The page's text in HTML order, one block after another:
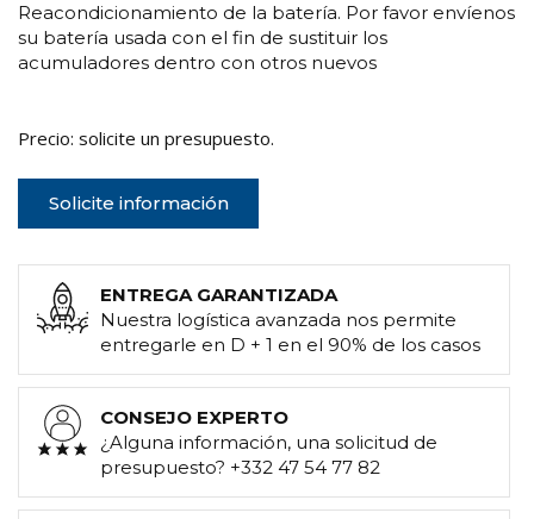
Reacondicionamiento de la batería. Por favor envíenos
su batería usada con el fin de sustituir los
acumuladores dentro con otros nuevos
Precio: solicite un presupuesto.
Solicite información
ENTREGA GARANTIZADA
Nuestra logística avanzada nos permite
entregarle en D + 1 en el 90% de los casos
CONSEJO EXPERTO
¿Alguna información, una solicitud de
presupuesto? +332 47 54 77 82